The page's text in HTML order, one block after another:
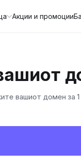
Акции и промоции
вашиот домен за